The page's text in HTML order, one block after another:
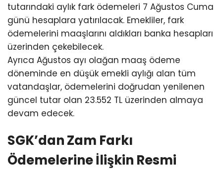
tutarındaki aylık fark ödemeleri 7 Ağustos Cuma
günü hesaplara yatırılacak. Emekliler, fark
ödemelerini maaşlarını aldıkları banka hesapları
üzerinden çekebilecek.
Ayrıca Ağustos ayı olağan maaş ödeme
döneminde en düşük emekli aylığı alan tüm
vatandaşlar, ödemelerini doğrudan yenilenen
güncel tutar olan 23.552 TL üzerinden almaya
devam edecek.
SGK’dan Zam Farkı
Ödemelerine İlişkin Resmi